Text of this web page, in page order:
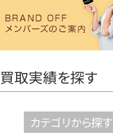
ヤ
買取実績を探す
カテゴリから探す